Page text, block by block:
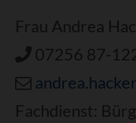
Frau Andrea
07256 87-
Fachdienst: